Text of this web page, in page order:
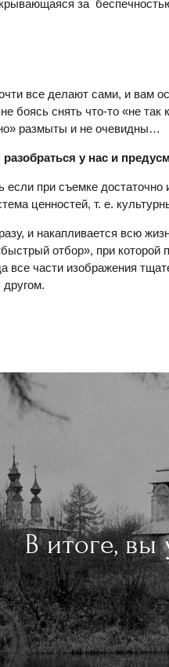
за
все делают сами, и
снять что-то «не так
размыты и не очевидны…
у нас и
если при съемке
ценностей, т. е.
и накапливается всю
отбор», при которой
все части изображения
другом.
В итоге, вы